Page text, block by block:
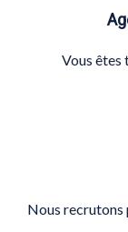
Vous êtes
Nous recrutons